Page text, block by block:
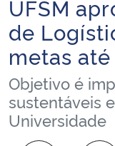
Ministério da Infraestrutura
Ministério da Agricultura,
Ministério da Educação
Início do conteúdo
UFSM
de
metas
Objetivo é
sustentáveis
Universidade